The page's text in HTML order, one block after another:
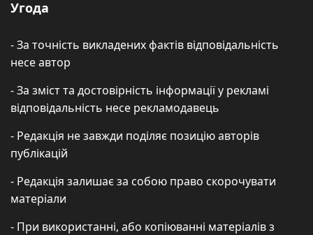
Угода
- За точність викладених фактів відповідальність
несе автор
- За зміст та достовірність інформації у рекламі
відповідальність несе рекламодавець
- Редакція не завжди поділяє позицію авторів
публікацій
- Редакція залишає за собою право скорочувати
матеріали
- При використанні, або копіюванні матеріалів з